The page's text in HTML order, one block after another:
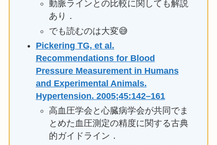
動脈ラインとの比較に関しても解説
あり．
でも読むのは大変😅
Pickering TG, et al.
Recommendations for Blood
Pressure Measurement in Humans
and Experimental Animals.
Hypertension. 2005;45:142–161
高血圧学会と心臓病学会が共同でま
とめた血圧測定の精度に関する古典
的ガイドライン．